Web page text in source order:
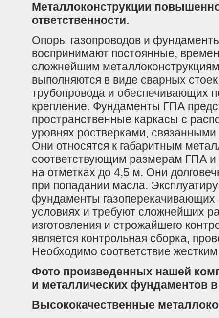
Металлоконструкции
ответственности.
Опоры газопроводов и
воспринимают постоянные,
сложнейшим
выполняются в виде сварных
трубопровода и обеспечивающих
крепление. Фундаменты ГПА
пространственные каркасы с
уровнях ростверками,
Они относятся к габаритным
соответствующим размерам ГПА
на отметках до 4,5 м. Они
при попадании масла.
фундаменты газоперекачивающих
условиях и требуют сложнейших
изготовления и строжайшего
является контрольная сборка,
Необходимо соответствие
Фото произведенных нашей
и металлических фундаментов
Высококачественные